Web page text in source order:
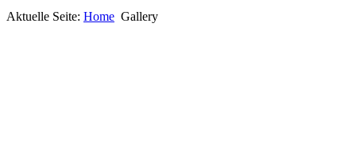
Aktuelle Seite: Home Gallery